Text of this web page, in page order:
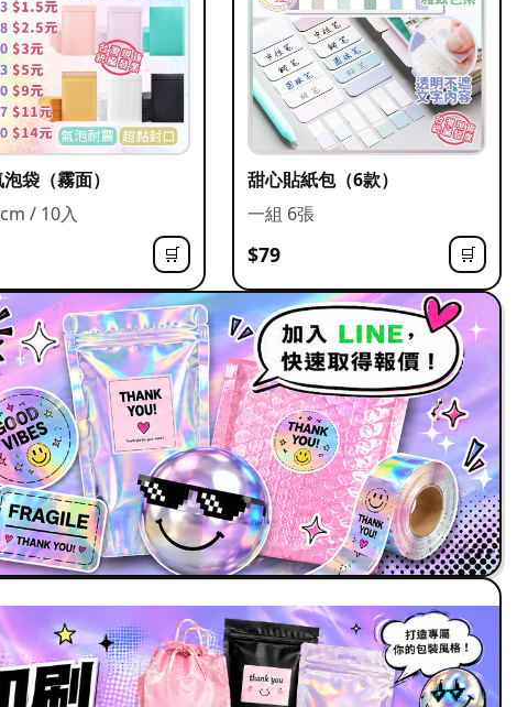
袋（霧面）
/ 10入
🛒
甜心貼紙包（6款）
一組 6張
$79 🛒